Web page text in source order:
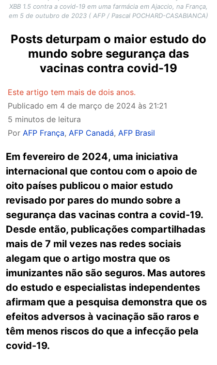
XBB 1.5 contra a covid-19 em uma farmácia em Ajaccio, na França,
em 5 de outubro de 2023 ( AFP / Pascal POCHARD-CASABIANCA)
Posts deturpam o maior estudo do
mundo sobre segurança das
vacinas contra covid-19
Este artigo tem mais de dois anos.
Publicado em 4 de março de 2024 às 21:21
5 minutos de leitura
Por AFP França, AFP Canadá, AFP Brasil
Em fevereiro de 2024, uma iniciativa
internacional que contou com o apoio de
oito países publicou o maior estudo
revisado por pares do mundo sobre a
segurança das vacinas contra a covid-19.
Desde então, publicações compartilhadas
mais de 7 mil vezes nas redes sociais
alegam que o artigo mostra que os
imunizantes não são seguros. Mas autores
do estudo e especialistas independentes
afirmam que a pesquisa demonstra que os
efeitos adversos à vacinação são raros e
têm menos riscos do que a infecção pela
covid-19.